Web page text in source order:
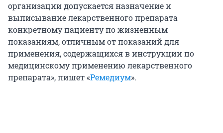
организации допускается назначение и
выписывание лекарственного препарата
конкретному пациенту по жизненным
показаниям, отличным от показаний для
применения, содержащихся в инструкции по
медицинскому применению лекарственного
препарата», пишет «Ремедиум».